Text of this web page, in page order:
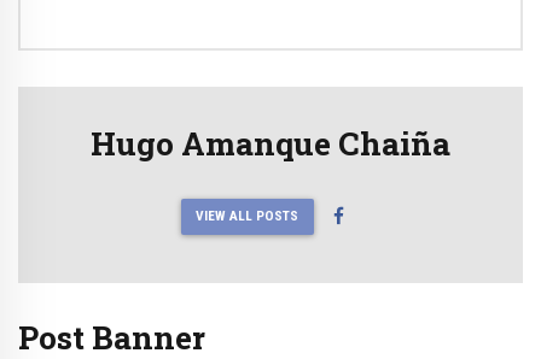
Hugo Amanque Chaiña
VIEW ALL POSTS
Post Banner